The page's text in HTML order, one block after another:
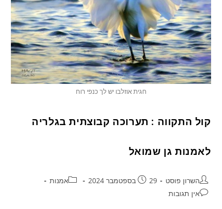
חגית אוזלבו יש לך כנפי רוח
קול התקווה : תערוכה קבוצתית בגלריה
לאמנות גן שמואל
השרון פוסט 29 בספטמבר 2024
אמנות
אין תגובות